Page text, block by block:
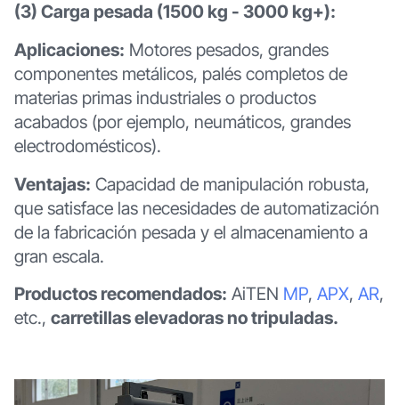
(3) Carga pesada (1500 kg - 3000 kg+):
Aplicaciones: Motores pesados, grandes
componentes metálicos, palés completos de
materias primas industriales o productos
acabados (por ejemplo, neumáticos, grandes
electrodomésticos).
Ventajas: Capacidad de manipulación robusta,
que satisface las necesidades de automatización
de la fabricación pesada y el almacenamiento a
gran escala.
Productos recomendados: AiTEN MP, APX, AR,
etc., carretillas elevadoras no tripuladas.